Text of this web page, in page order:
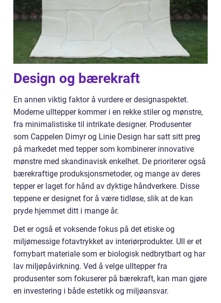
Design og bærekraft
En annen viktig faktor å vurdere er designaspektet.
Moderne ulltepper kommer i en rekke stiler og mønstre,
fra minimalistiske til intrikate designer. Produsenter
som Cappelen Dimyr og Linie Design har satt sitt preg
på markedet med tepper som kombinerer innovative
mønstre med skandinavisk enkelhet. De prioriterer også
bærekraftige produksjonsmetoder, og mange av deres
tepper er laget for hånd av dyktige håndverkere. Disse
teppene er designet for å være tidløse, slik at de kan
pryde hjemmet ditt i mange år.
Det er også et voksende fokus på det etiske og
miljømessige fotavtrykket av interiørprodukter. Ull er et
fornybart materiale som er biologisk nedbrytbart og har
lav miljøpåvirkning. Ved å velge ulltepper fra
produsenter som fokuserer på bærekraft, kan man gjøre
en investering i både estetikk og miljøansvar.